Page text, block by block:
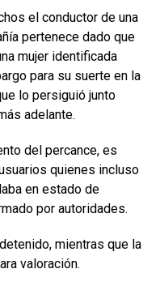
el conductor de una
pertenece dado que
mujer identificada
para su suerte en la
lo persiguió junto
adelante.
del percance, es
quienes incluso
en estado de
por autoridades.
mientras que la
valoración.